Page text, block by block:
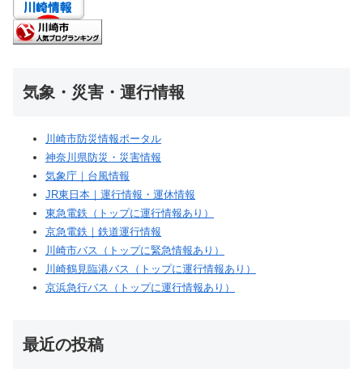
気象・災害・運行情報
川崎市防災情報ポータル
神奈川県防災・災害情報
気象庁｜台風情報
JR東日本｜運行情報・運休情報
東急電鉄（トップに運行情報あり）
京急電鉄｜鉄道運行情報
川崎市バス（トップに緊急情報あり）
川崎鶴見臨港バス（トップに運行情報あり）
京浜急行バス（トップに運行情報あり）
最近の投稿